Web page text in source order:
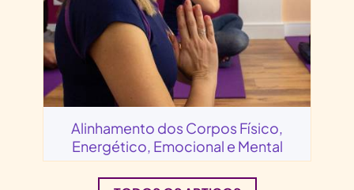
Alinhamento dos Corpos Físico,
Energético, Emocional e Mental